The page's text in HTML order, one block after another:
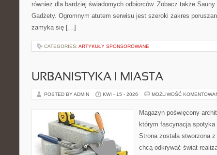
również dla bardziej świadomych odbiorców. Zobacz także
Gadżety. Ogromnym atutem serwisu jest szeroki zakres
zamyka się […]
CATEGORIES: ARTYKUŁY SPONSOROWANE
URBANISTYKA I MIASTA
POSTED BY ADMIN KWI - 15 - 2026 MOŻLIWOŚĆ
Magazyn poświęcony
którym fascynacja
Strona została stworzona
chcą odkrywać świat